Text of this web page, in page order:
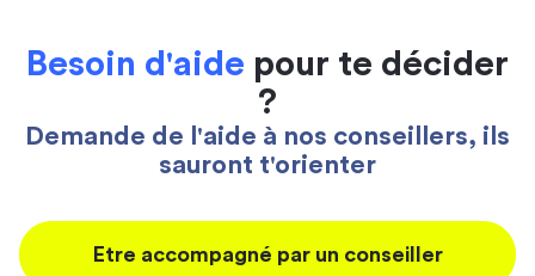
Besoin d'aide pour te décider
?
Demande de l'aide à nos conseillers, ils
sauront t'orienter
Etre accompagné par un conseiller